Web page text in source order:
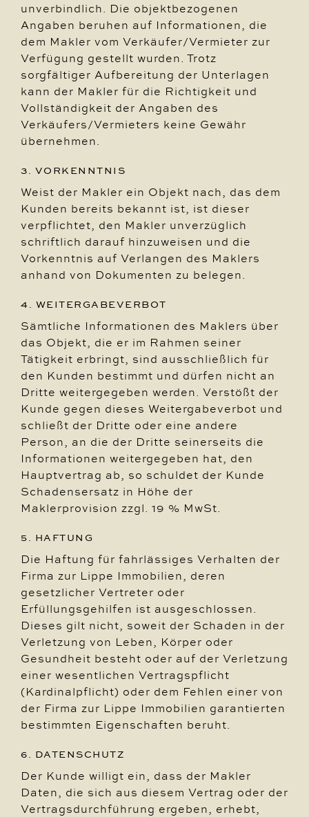
unverbindlich. Die objektbezogenen
Angaben beruhen auf Informationen, die
dem Makler vom Verkäufer/Vermieter zur
Verfügung gestellt wurden. Trotz
sorgfältiger Aufbereitung der Unterlagen
kann der Makler für die Richtigkeit und
Vollständigkeit der Angaben des
Verkäufers/Vermieters keine Gewähr
übernehmen.
3. VORKENNTNIS
Weist der Makler ein Objekt nach, das dem
Kunden bereits bekannt ist, ist dieser
verpflichtet, den Makler unverzüglich
schriftlich darauf hinzuweisen und die
Vorkenntnis auf Verlangen des Maklers
anhand von Dokumenten zu belegen.
4. WEITERGABEVERBOT
Sämtliche Informationen des Maklers über
das Objekt, die er im Rahmen seiner
Tätigkeit erbringt, sind ausschließlich für
den Kunden bestimmt und dürfen nicht an
Dritte weitergegeben werden. Verstößt der
Kunde gegen dieses Weitergabeverbot und
schließt der Dritte oder eine andere
Person, an die der Dritte seinerseits die
Informationen weitergegeben hat, den
Hauptvertrag ab, so schuldet der Kunde
Schadensersatz in Höhe der
Maklerprovision zzgl. 19 % MwSt.
5. HAFTUNG
Die Haftung für fahrlässiges Verhalten der
Firma zur Lippe Immobilien, deren
gesetzlicher Vertreter oder
Erfüllungsgehilfen ist ausgeschlossen.
Dieses gilt nicht, soweit der Schaden in der
Verletzung von Leben, Körper oder
Gesundheit besteht oder auf der Verletzung
einer wesentlichen Vertragspflicht
(Kardinalpflicht) oder dem Fehlen einer von
der Firma zur Lippe Immobilien garantierten
bestimmten Eigenschaften beruht.
6. DATENSCHUTZ
Der Kunde willigt ein, dass der Makler
Daten, die sich aus diesem Vertrag oder der
Vertragsdurchführung ergeben, erhebt,